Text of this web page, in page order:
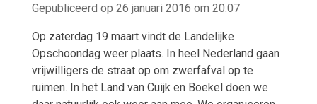
Gepubliceerd op 26 januari 2016 om 20:07
Op zaterdag 19 maart vindt de Landelijke
Opschoondag weer plaats. In heel Nederland gaan
vrijwilligers de straat op om zwerfafval op te
ruimen. In het Land van Cuijk en Boekel doen we